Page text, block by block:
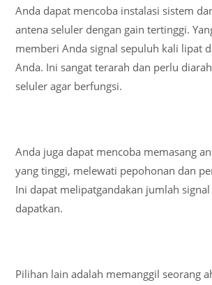
Anda dapat mencoba instalasi sistem
antena seluler dengan gain tertinggi.
memberi Anda signal sepuluh kali lipat
Anda. Ini sangat terarah dan perlu
seluler agar berfungsi.
Anda juga dapat mencoba memasang
yang tinggi, melewati pepohonan dan
Ini dapat melipatgandakan jumlah signal
dapatkan.
Pilihan lain adalah memanggil seorang